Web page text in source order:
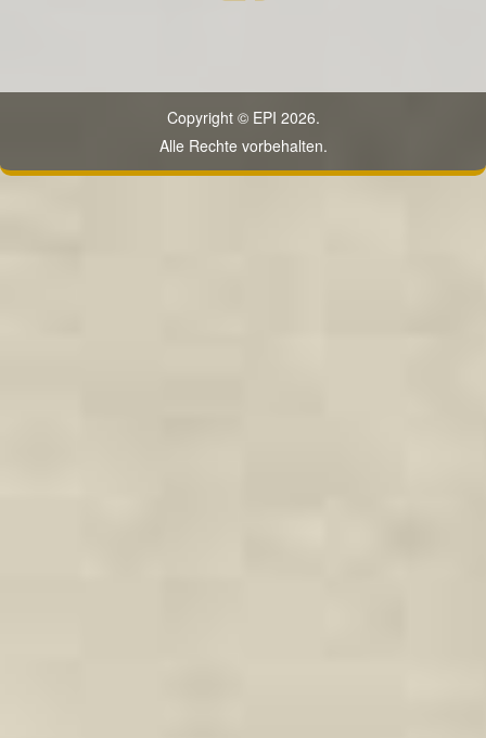
Copyright © EPI 2026.
Alle Rechte vorbehalten.